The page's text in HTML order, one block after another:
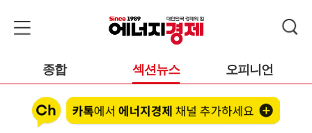
종합 섹션뉴스 오피니언